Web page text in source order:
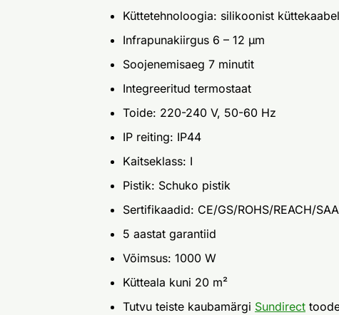
Küttetehnoloogia: silikoonist küttekaabel
Infrapunakiirgus 6 – 12 µm
Soojenemisaeg 7 minutit
Integreeritud termostaat
Toide: 220-240 V, 50-60 Hz
IP reiting: IP44
Kaitseklass: I
Pistik: Schuko pistik
Sertifikaadid: CE/GS/ROHS/REACH/SAA
5 aastat garantiid
Võimsus: 1000 W
Kütteala kuni 20 m²
Tutvu teiste kaubamärgi Sundirect